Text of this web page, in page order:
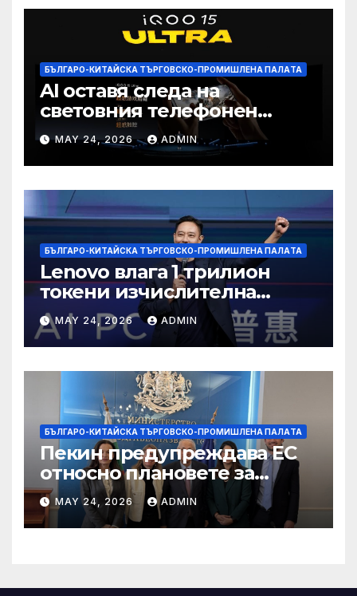
БЪЛГАРО-КИТАЙСКА ТЪРГОВСКО-ПРОМИШЛЕНА ПАЛAТА
AI оставя следа на
световния телефонен
пазар
MAY 24, 2026 ADMIN
БЪЛГАРО-КИТАЙСКА ТЪРГОВСКО-ПРОМИШЛЕНА ПАЛAТА
Lenovo влага 1 трилион
токени изчислителна
мощност в AI екосистемата
MAY 24, 2026 ADMIN
БЪЛГАРО-КИТАЙСКА ТЪРГОВСКО-ПРОМИШЛЕНА ПАЛAТА
Пекин предупреждава ЕС
относно плановете за
насочване към китайски
продукти
MAY 24, 2026 ADMIN